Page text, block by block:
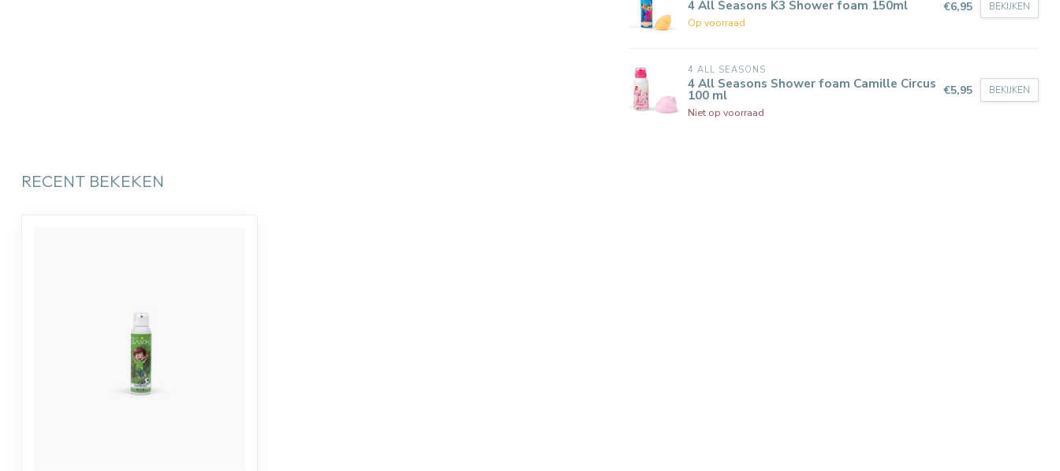
4 All Seasons K3 Shower foam 150ml
Op voorraad
€6,95 BEKIJKEN
4 ALL SEASONS
4 All Seasons Shower foam Camille Circus
100 ml
Niet op voorraad
€5,95 BEKIJKEN
RECENT BEKEKEN